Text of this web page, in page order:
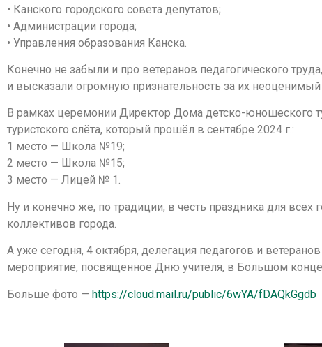
• Канского городского совета депутатов;
• Администрации города;
• Управления образования Канска.
Конечно не забыли и про ветеранов педагогического
и высказали огромную признательность за их
В рамках церемонии Директор Дома детско-юношеского
туристского слёта, который прошёл в сентябре 2024 г.:
1 место — Школа №19;
2 место — Школа №15;
3 место — Лицей № 1.
Ну и конечно же, по традиции, в честь праздника для
коллективов города.
А уже сегодня, 4 октября, делегация педагогов и
мероприятие, посвященное Дню учителя, в Большом
Больше фото — https://cloud.mail.ru/public/6wYA/fDAQkGgdb